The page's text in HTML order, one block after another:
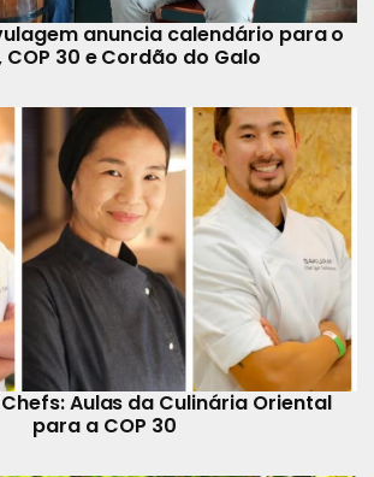
anuncia calendário para o
COP 30 e Cordão do Galo
Aulas da Culinária Oriental
para a COP 30